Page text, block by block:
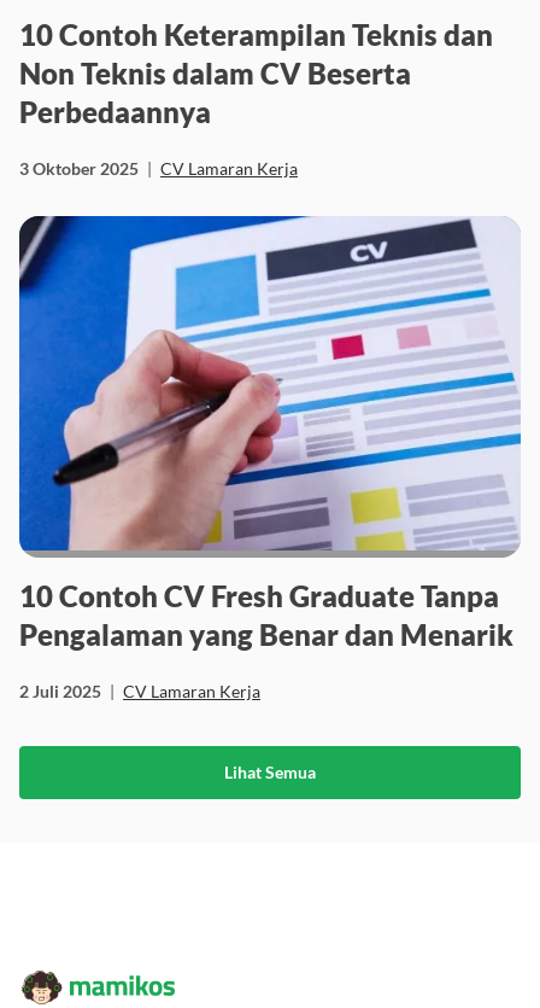
10 Contoh Keterampilan Teknis dan
Non Teknis dalam CV Beserta
Perbedaannya
3 Oktober 2025 | CV Lamaran Kerja
10 Contoh CV Fresh Graduate Tanpa
Pengalaman yang Benar dan Menarik
2 Juli 2025 | CV Lamaran Kerja
Lihat Semua